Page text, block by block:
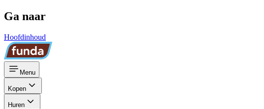
Ga naar
Hoofdinhoud
Menu
Kopen
Huren